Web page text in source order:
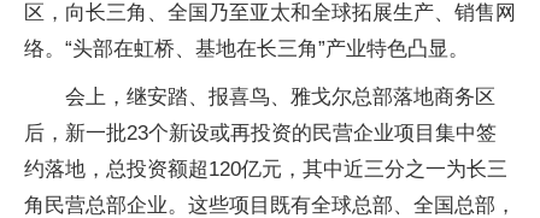
区，向长三角、全国乃至亚太和全球拓展生产、销售网
络。“头部在虹桥、基地在长三角”产业特色凸显。
会上，继安踏、报喜鸟、雅戈尔总部落地商务区
后，新一批23个新设或再投资的民营企业项目集中签
约落地，总投资额超120亿元，其中近三分之一为长三
角民营总部企业。这些项目既有全球总部、全国总部，